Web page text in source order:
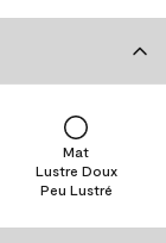
Peu Lustré
Lustre Doux
Mat